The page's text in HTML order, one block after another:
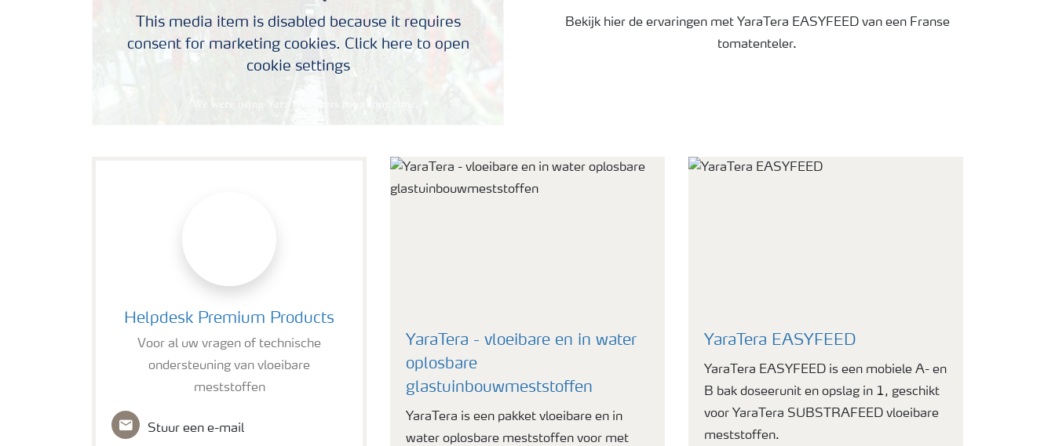
This media item is disabled because it requires
consent for marketing cookies. Click here to open
cookie settings
Bekijk hier de ervaringen met YaraTera EASYFEED van een Franse
tomatenteler.
Helpdesk Premium Products
Voor al uw vragen of technische
ondersteuning van vloeibare
meststoffen
Stuur een e-mail
YaraTera - vloeibare en in water
oplosbare
glastuinbouwmeststoffen
YaraTera is een pakket vloeibare en in
water oplosbare meststoffen voor met
YaraTera EASYFEED
YaraTera EASYFEED is een mobiele A- en
B bak doseerunit en opslag in 1, geschikt
voor YaraTera SUBSTRAFEED vloeibare
meststoffen.